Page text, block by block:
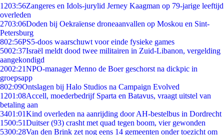
1203:56Zangeres en Idols-jurylid Jerney Kaagman op 79-jarige leeftijd
overleden
2703:06Doden bij Oekraïense droneaanvallen op Moskou en Sint-
Petersburg
802:56PS5-doos waarschuwt voor einde fysieke games
5002:37Israël meldt dood twee militairen in Zuid-Libanon, vergelding
aangekondigd
2002:21NPO-manager Menno de Boer geschorst na dickpic in
groepsapp
802:09Ontslagen bij Halo Studios na Campaign Evolved
1201:08Accell, moederbedrijf Sparta en Batavus, vraagt uitstel van
betaling aan
3401:01Kind overleden na aanrijding door AH-bestelbus in Dordrecht
1500:51Duitser (93) crasht met quad tegen boom, vier gewonden
5300:28Van den Brink zet nog eens 14 gemeenten onder toezicht om